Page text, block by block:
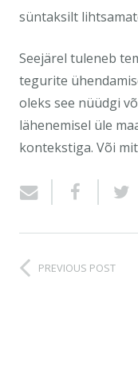
süntaksilt
Seejärel tuleneb
tegurite
oleks see nüüdgi
lähenemisel üle
kontekstiga. Või
PREVIOUS POST